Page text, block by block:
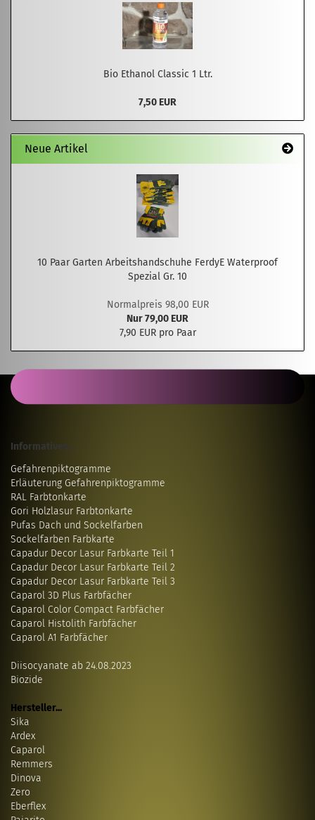
Bio Ethanol Classic 1 Ltr.
7,50 EUR
Neue Artikel
10 Paar Garten Arbeitshandschuhe FerdyE Waterproof
Spezial Gr. 10
Normalpreis 98,00 EUR
Nur 79,00 EUR
7,90 EUR pro Paar
Informatives...
Gefahrenpiktogramme
Erläuterung Gefahrenpiktogramme
RAL Farbtonkarte
Gori Holzlasur Farbtonkarte
Pufas Dach und Sockelfarben
Sockelfarben Farbkarte
Capadur Decor Lasur Farbkarte Teil 1
Capadur Decor Lasur Farbkarte Teil 2
Capadur Decor Lasur Farbkarte Teil 3
Caparol 3D Plus Farbfächer
Caparol Color Compact Farbfächer
Caparol Histolith Farbfächer
Caparol A1 Farbfächer
Diisocyanate ab 24.08.2023
Biozide
Hersteller...
Sika
Ardex
Caparol
Remmers
Dinova
Zero
Eberflex